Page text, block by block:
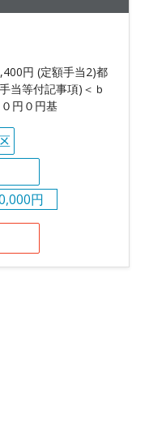
円 (定額手当2)都
当等付記事項)＜ｂ
円０円基
円